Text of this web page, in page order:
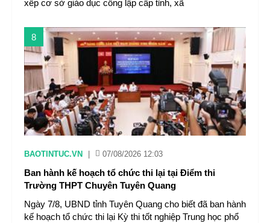
xếp cơ sở giáo dục công lập cấp tỉnh, xã
8
BAOTINTUC.VN 07/08/2026 12:03
Ban hành kế hoạch tổ chức thi lại tại Điểm thi
Trường THPT Chuyên Tuyên Quang
Ngày 7/8, UBND tỉnh Tuyên Quang cho biết đã ban hành
kế hoạch tổ chức thi lại Kỳ thi tốt nghiệp Trung học phổ